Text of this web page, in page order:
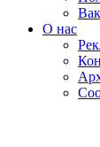
О нас